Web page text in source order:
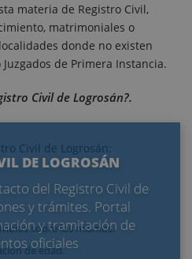
DE LOGROSÁN
del Registro Civil de
y trámites. Portal
y tramitación de
oficiales
materia de Registro Civil,
matrimoniales o
donde no existen
de Primera Instancia.
Civil de Logrosán?.
Civil de Logrosán:
sobre los mismos.
de edad.